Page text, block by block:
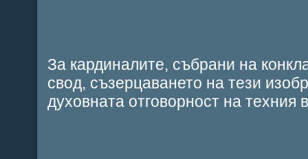
За кардиналите, събрани на
свод, съзерцаването на тези
духовната отговорност на техния